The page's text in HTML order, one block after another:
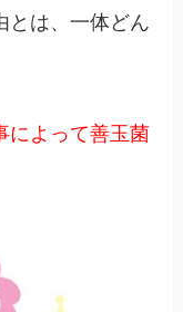
とは、一体どん
によって善玉菌